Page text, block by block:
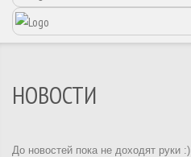
НОВОСТИ
До новостей пока не доходят руки :)